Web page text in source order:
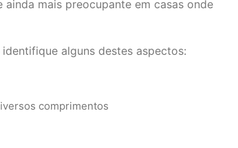
mais preocupante em casas onde
alguns destes aspectos:
comprimentos